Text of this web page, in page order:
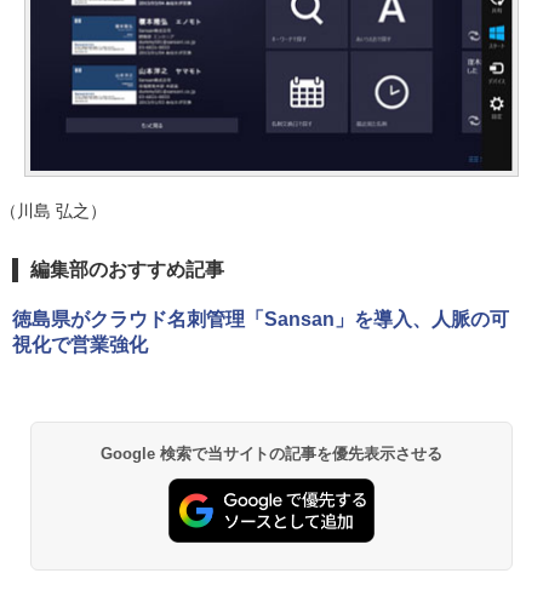
（川島 弘之）
編集部のおすすめ記事
徳島県がクラウド名刺管理「Sansan」を導入、人脈の可
視化で営業強化
Google 検索で当サイトの記事を優先表示させる